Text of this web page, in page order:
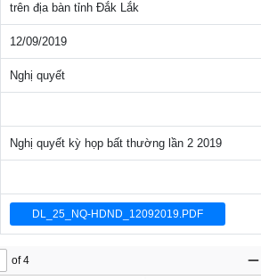
trên địa bàn tỉnh Đắk Lắk
12/09/2019
Nghị quyết
Nghị quyết kỳ họp bất thường lần 2 2019
DL_25_NQ-HDND_12092019.PDF